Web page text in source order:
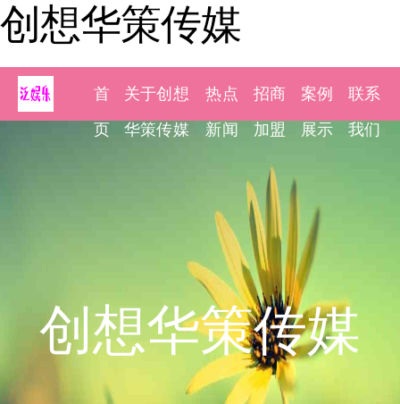
创想华策传媒
首
页
关于创想
华策传媒
热点
新闻
招商
加盟
案例
展示
联系
我们
创想华策传媒